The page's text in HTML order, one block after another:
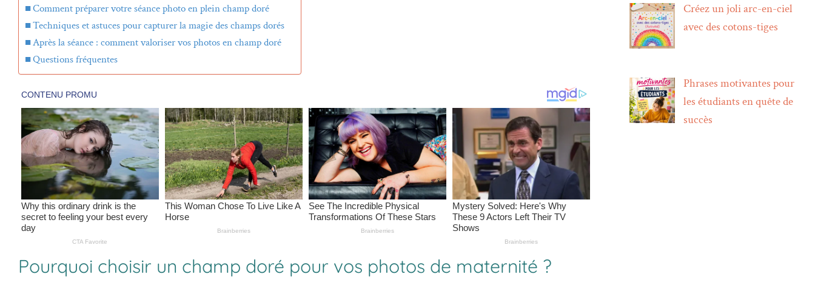
Comment préparer votre séance photo en plein champ doré
Techniques et astuces pour capturer la magie des champs dorés
Après la séance : comment valoriser vos photos en champ doré
Questions fréquentes
Pourquoi choisir un champ doré pour vos photos de maternité ?
Créez un joli arc-en-ciel
avec des cotons-tiges
Phrases motivantes pour
les étudiants en quête de
succès